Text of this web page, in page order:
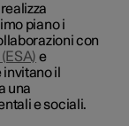
piano i
con
e
invitano il
una
e sociali.